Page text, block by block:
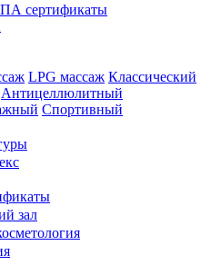
сертификаты
LPG массаж Классический
Антицеллюлитный
Спортивный
зал